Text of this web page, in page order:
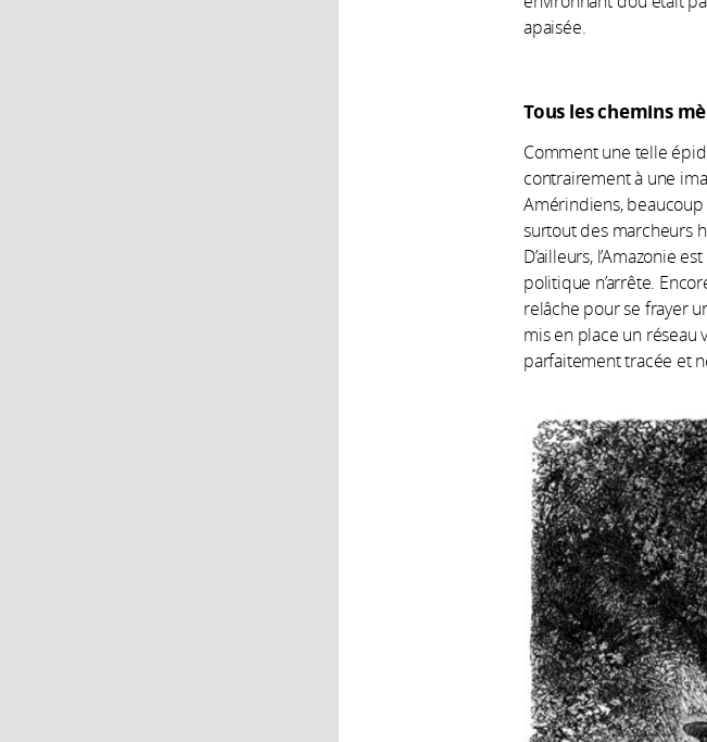
apaisée.
Tous les chemins
Comment une telle
contrairement à une
Amérindiens,
surtout des marcheurs
D’ailleurs, l’Amazonie
politique n’arrête.
relâche pour se frayer
mis en place un réseau
parfaitement tracée et